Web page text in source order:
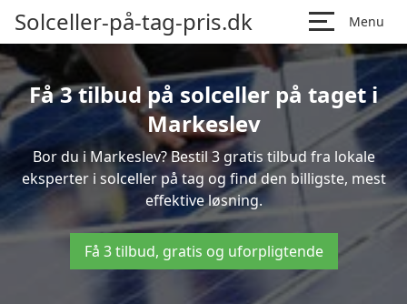
Solceller-på-tag-pris.dk Menu
Få 3 tilbud på solceller på taget i
Markeslev
Bor du i Markeslev? Bestil 3 gratis tilbud fra lokale
eksperter i solceller på tag og find den billigste, mest
effektive løsning.
Få 3 tilbud, gratis og uforpligtende